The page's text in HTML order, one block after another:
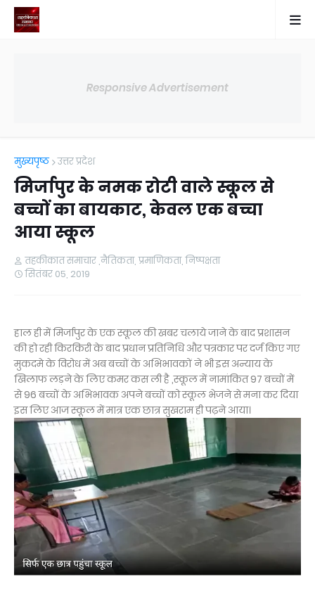
Responsive Advertisement
मुख्यपृष्ठ उत्तर प्रदेश
मिर्जापुर के नमक रोटी वाले स्कूल से
बच्चों का बायकाट, केवल एक बच्चा
आया स्कूल
तहकीकात समाचार ,नैतिकता, प्रमाणिकता, निष्पक्षता
सितंबर 05, 2019
हाल ही में मिर्जापुर के एक स्कूल की खबर चलाये जाने के बाद प्रशासन
की हो रही किरकिरी के बाद प्रधान प्रतिनिधि और पत्रकार पर दर्ज किए गए
मुकदमे के विरोध में अब बच्चों के अभिभावकों ने भी इस अन्याय के
खिलाफ लड़ने के लिए कमर कस ली है ,स्कूल में नामांकित 97 बच्चों में
से 96 बच्चों के अभिभावक अपने बच्चों को स्कूल भेजने से मना कर दिया
इस लिए आज स्कूल में मात्र एक छात्र सुखराम ही पढ़ने आया।